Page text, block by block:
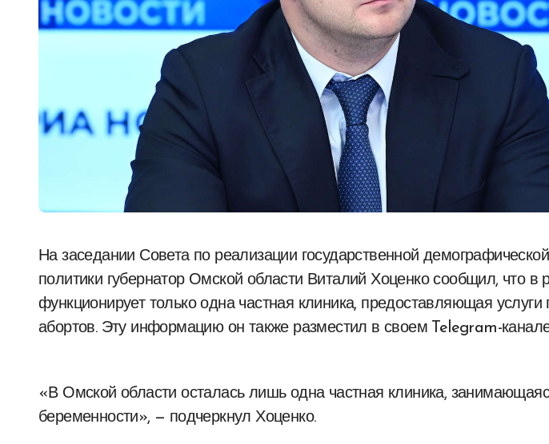
На заседании Совета по реализации государственной демографической и семейной
политики губернатор Омской области Виталий Хоценко сообщил, что в
функционирует только одна частная клиника, предоставляющая
абортов. Эту информацию он также разместил в своем Telegram-
«В Омской области осталась лишь одна частная клиника,
беременности», — подчеркнул Хоценко.